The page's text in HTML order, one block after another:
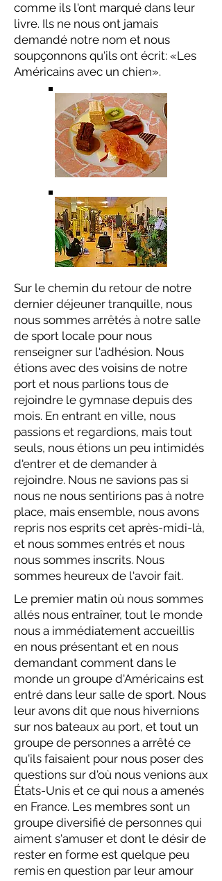
comme ils l'ont marqué dans leur
livre. Ils ne nous ont jamais
demandé notre nom et nous
soupçonnons qu'ils ont écrit: «Les
Américains avec un chien».
Sur le chemin du retour de notre
dernier déjeuner tranquille, nous
nous sommes arrêtés à notre salle
de sport locale pour nous
renseigner sur l'adhésion. Nous
étions avec des voisins de notre
port et nous parlions tous de
rejoindre le gymnase depuis des
mois. En entrant en ville, nous
passions et regardions, mais tout
seuls, nous étions un peu intimidés
d'entrer et de demander à
rejoindre. Nous ne savions pas si
nous ne nous sentirions pas à notre
place, mais ensemble, nous avons
repris nos esprits cet après-midi-là,
et nous sommes entrés et nous
nous sommes inscrits. Nous
sommes heureux de l'avoir fait.
Le premier matin où nous sommes
allés nous entraîner, tout le monde
nous a immédiatement accueillis
en nous présentant et en nous
demandant comment dans le
monde un groupe d'Américains est
entré dans leur salle de sport. Nous
leur avons dit que nous hivernions
sur nos bateaux au port, et tout un
groupe de personnes a arrêté ce
qu'ils faisaient pour nous poser des
questions sur d'où nous venions aux
États-Unis et ce qui nous a amenés
en France. Les membres sont un
groupe diversifié de personnes qui
aiment s'amuser et dont le désir de
rester en forme est quelque peu
remis en question par leur amour